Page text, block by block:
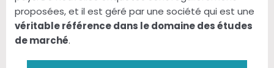
proposées, et il est géré par une société qui est une
véritable référence dans le domaine des études
de marché.